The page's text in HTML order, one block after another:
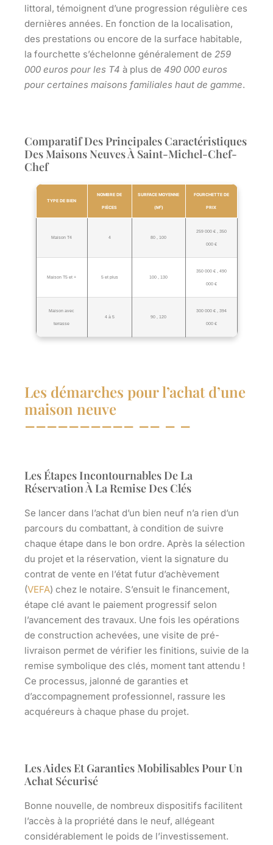
littoral, témoignent d’une progression régulière ces
dernières années. En fonction de la localisation,
des prestations ou encore de la surface habitable,
la fourchette s’échelonne généralement de 259
000 euros pour les T4 à plus de 490 000 euros
pour certaines maisons familiales haut de gamme.
Comparatif Des Principales Caractéristiques
Des Maisons Neuves À Saint-Michel-Chef-
Chef
TYPE DE BIEN
NOMBRE DE
PIÈCES
SURFACE MOYENNE
(M²)
FOURCHETTE DE
PRIX
Maison T4 4 80 , 100
259 000 € , 350
000 €
Maison T5 et + 5 et plus 100 , 130
350 000 € , 490
000 €
Maison avec
terrasse
4 à 5 90 , 120
300 000 € , 394
000 €
Les démarches pour l’achat d’une
maison neuve
Les Étapes Incontournables De La
Réservation À La Remise Des Clés
Se lancer dans l’achat d’un bien neuf n’a rien d’un
parcours du combattant, à condition de suivre
chaque étape dans le bon ordre. Après la sélection
du projet et la réservation, vient la signature du
contrat de vente en l’état futur d’achèvement
(VEFA) chez le notaire. S’ensuit le financement,
étape clé avant le paiement progressif selon
l’avancement des travaux. Une fois les opérations
de construction achevées, une visite de pré-
livraison permet de vérifier les finitions, suivie de la
remise symbolique des clés, moment tant attendu !
Ce processus, jalonné de garanties et
d’accompagnement professionnel, rassure les
acquéreurs à chaque phase du projet.
Les Aides Et Garanties Mobilisables Pour Un
Achat Sécurisé
Bonne nouvelle, de nombreux dispositifs facilitent
l’accès à la propriété dans le neuf, allégeant
considérablement le poids de l’investissement.